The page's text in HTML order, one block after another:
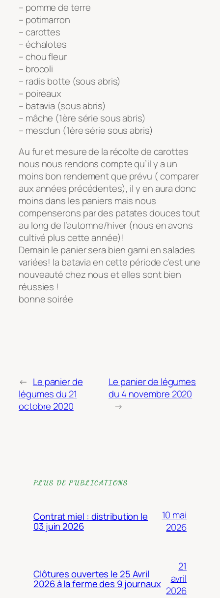
– pomme de terre
– potimarron
– carottes
– échalotes
– chou fleur
– brocoli
– radis botte (sous abris)
– poireaux
– batavia (sous abris)
– mâche (1ère série sous abris)
– mesclun (1ère série sous abris)
Au fur et mesure de la récolte de carottes
nous nous rendons compte qu’il y a un
moins bon rendement que prévu ( comparer
aux années précédentes), il y en aura donc
moins dans les paniers mais nous
compenserons par des patates douces tout
au long de l’automne/hiver (nous en avons
cultivé plus cette année)!
Demain le panier sera bien garni en salades
variées! la batavia en cette période c’est une
nouveauté chez nous et elles sont bien
réussies !
bonne soirée
← Le panier de
légumes du 21
octobre 2020
Le panier de légumes
du 4 novembre 2020
→
PLUS DE PUBLICATIONS
Contrat miel : distribution le
03 juin 2026
10 mai
2026
Clôtures ouvertes le 25 Avril
2026 à la ferme des 9 journaux
21
avril
2026